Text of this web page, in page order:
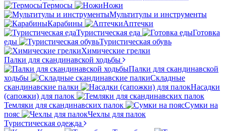
Термосы
Ножи
Мультитулы и инструменты
Карабины
Аптечки
Туристическая еда
Готовка
еды
Туристическая обувь
Химические грелки
Палки для скандинавской ходьбы
Палки для скандинавской
ходьбы
Складные
скандинавские палки
Насадки
(сапожки) для палок
Темляки для скандинавских палок
Сумки на
пояс
Чехлы для палок
Туристическая одежда